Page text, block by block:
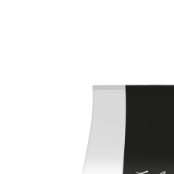
MACHOVÉ STENY
INTERIÉROVÉ DEKORÁCIE